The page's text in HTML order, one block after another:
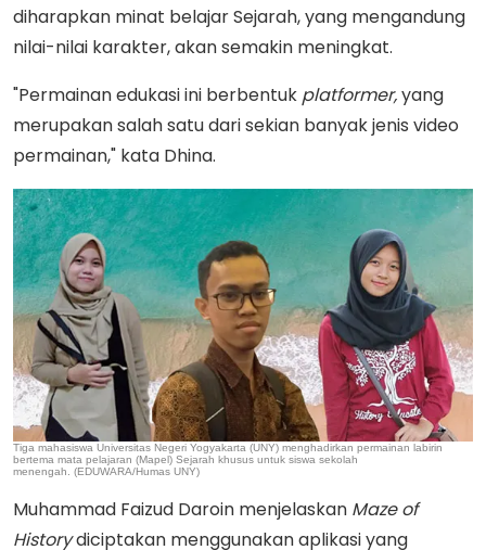
diharapkan minat belajar Sejarah, yang mengandung
nilai-nilai karakter, akan semakin meningkat.
"Permainan edukasi ini berbentuk platformer,yang
merupakan salah satu dari sekian banyak jenis video
permainan," kata Dhina.
Tiga mahasiswa Universitas Negeri Yogyakarta (UNY) menghadirkan permainan labirin
bertema mata pelajaran (Mapel) Sejarah khusus untuk siswa sekolah
menengah. (EDUWARA/Humas UNY)
Muhammad Faizud Daroin menjelaskan Maze of
Historydiciptakan menggunakan aplikasi yang